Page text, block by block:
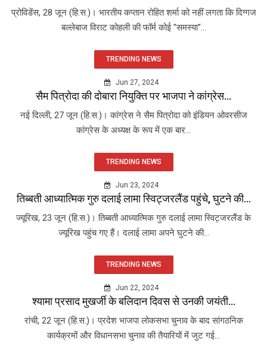
प्रोविडेंस, 28 जून (हि.स.)। भारतीय कप्तान रोहित शर्मा को नहीं लगता कि दिग्गज
बल्लेबाज विराट कोहली की फॉर्म कोई "समस्या"...
TRENDING NEWS
Jun 27, 2024
सैम पित्रोदा की दोबारा नियुक्ति पर भाजपा ने कांग्रेस...
नई दिल्ली, 27 जून (हि.स.)। कांग्रेस ने सैम पित्रोदा को इंडियन ओवरसीज
कांग्रेस के अध्यक्ष के रूप में एक बार...
TRENDING NEWS
Jun 23, 2024
तिब्बती आध्यात्मिक गुरु दलाई लामा स्विट्जरलैंड पहुंचे, घुटने की...
ज्यूरिख, 23 जून (हि.स.)। तिब्बती आध्यात्मिक गुरु दलाई लामा स्विट्जरलैंड के
ज्यूरिख पहुंच गए हैं। दलाई लामा अपने घुटने की...
TRENDING NEWS
Jun 22, 2024
श्यामा प्रसाद मुखर्जी के बलिदान दिवस से उनकी जयंती...
रांची, 22 जून (हि.स.)। प्रदेश भाजपा लोकसभा चुनाव के बाद सांगठनिक
कार्यक्रमों और विधानसभा चुनाव की तैयारियों में जुट गई...